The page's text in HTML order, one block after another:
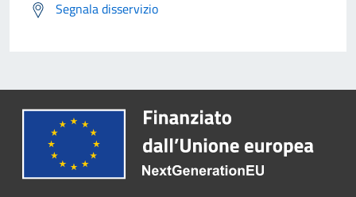
Segnala disservizio